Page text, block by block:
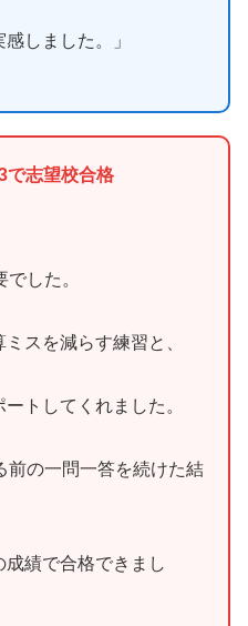
しました。」
で志望校合格
した。
スを減らす練習と、
トしてくれました。
前の一問一答を続けた結
成績で合格できまし